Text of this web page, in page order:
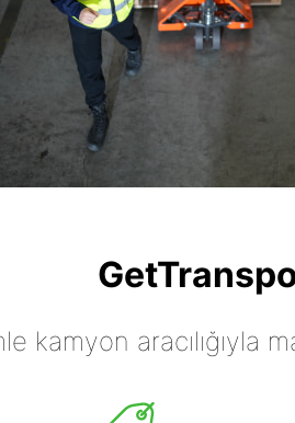
kamyon aracılığıyla